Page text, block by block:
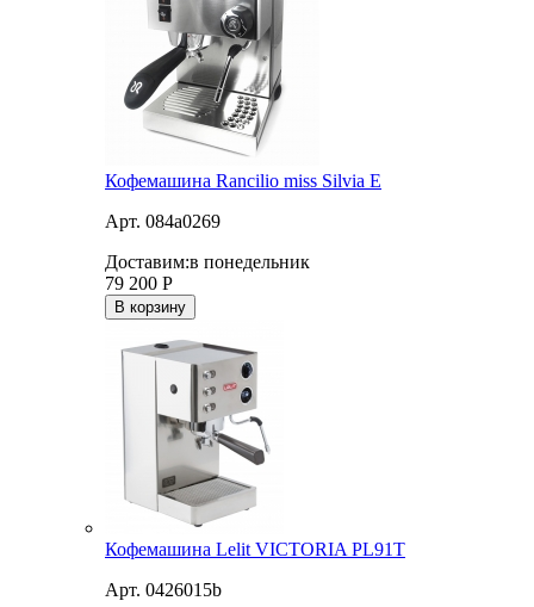
Кофемашина Rancilio miss Silvia E
Арт. 084a0269
Доставим:в понедельник
79 200 Р
В корзину
Кофемашина Lelit VICTORIA PL91T
Арт. 0426015b